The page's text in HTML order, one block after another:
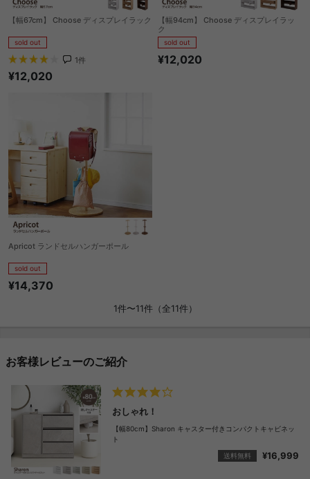
【幅67cm】 Choose ディスプレイラック
sold out
1件
¥12,020
【幅94cm】 Choose ディスプレイラッ
ク
sold out
¥12,020
Apricot ランドセルハンガーポール
sold out
¥14,370
1件〜11件（全11件）
お客様レビューのご紹介
おしゃれ！
【幅80cm】Sharon キャスター付きコンパクトキャビネッ
ト
送料無料
¥16,999